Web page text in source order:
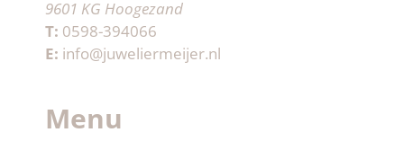
9601 KG Hoogezand
T: 0598-394066
E: info@juweliermeijer.nl
Menu